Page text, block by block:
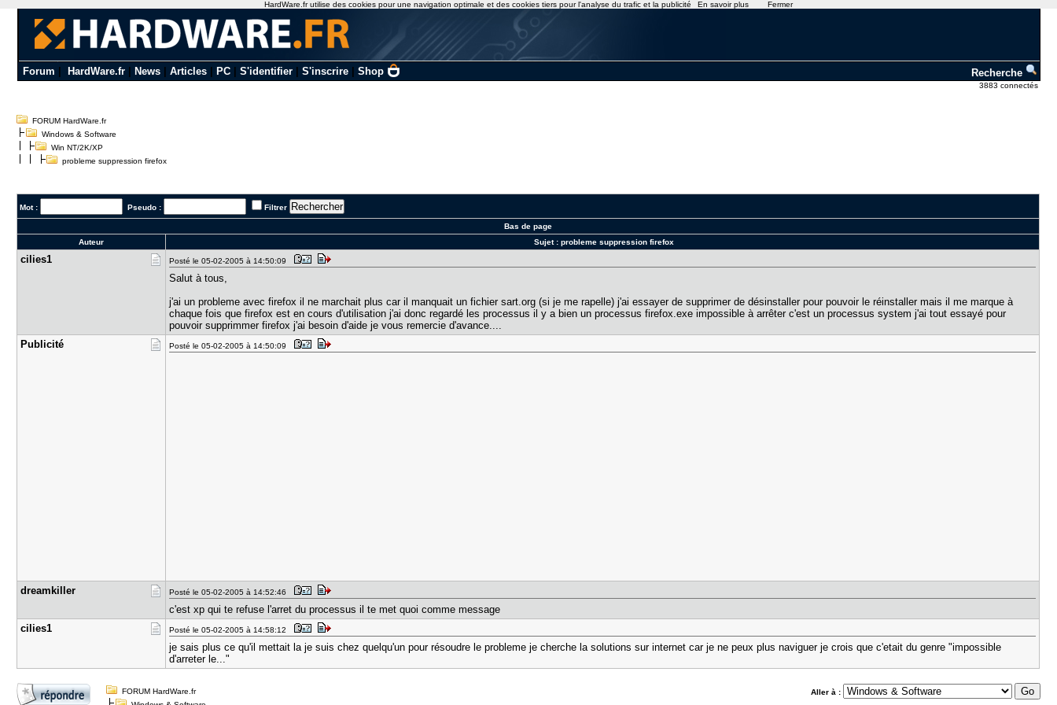
Forum HardWare.fr| News| Articles| PC| S'identifier| S'inscrire| Shop Recherche
3883 connectés
FORUM HardWare.fr
Windows & Software
Win NT/2K/XP
probleme suppression firefox
Mot : Pseudo : Filtrer
Bas de page
Auteur
Sujet : probleme suppression firefox
cilies1 Posté le 05-02-2005 à 14:50:09
Salut à tous,
j'ai un probleme avec firefox il ne marchait plus car il manquait un fichier sart.org (si je me rapelle) j'ai essayer de supprimer de désinstaller pour pouvoir le réinstaller mais il me marque à
chaque fois que firefox est en cours d'utilisation j'ai donc regardé les processus il y a bien un processus firefox.exe impossible à arrêter c'est un processus system j'ai tout essayé pour
pouvoir supprimmer firefox j'ai besoin d'aide je vous remercie d'avance....
Publicité
Posté le 05-02-2005 à 14:50:09
dreamkille​r Posté le 05-02-2005 à 14:52:46
c'est xp qui te refuse l'arret du processus il te met quoi comme message
cilies1
Posté le 05-02-2005 à 14:58:12
je sais plus ce qu'il mettait la je suis chez quelqu'un pour résoudre le probleme je cherche la solutions sur internet car je ne peux plus naviguer je crois que c'etait du genre "impossible
d'arreter le..."
Aller à :
FORUM HardWare.fr
HardWare.fr utilise des cookies pour une navigation optimale et des cookies tiers pour l'analyse du trafic et la publicité En savoir plus Fermer